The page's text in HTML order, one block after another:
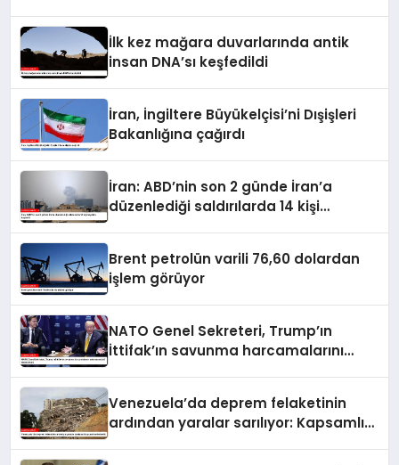
İlk kez mağara duvarlarında antik
insan DNA’sı keşfedildi
İran, İngiltere Büyükelçisi’ni Dışişleri
Bakanlığına çağırdı
İran: ABD’nin son 2 günde İran’a
düzenlediği saldırılarda 14 kişi
Brent petrolün varili 76,60 dolardan
işlem görüyor
NATO Genel Sekreteri, Trump’ın
İttifak’ın savunma harcamalarını
Venezuela’da deprem felaketinin
ardından yaralar sarılıyor: Kapsamlı